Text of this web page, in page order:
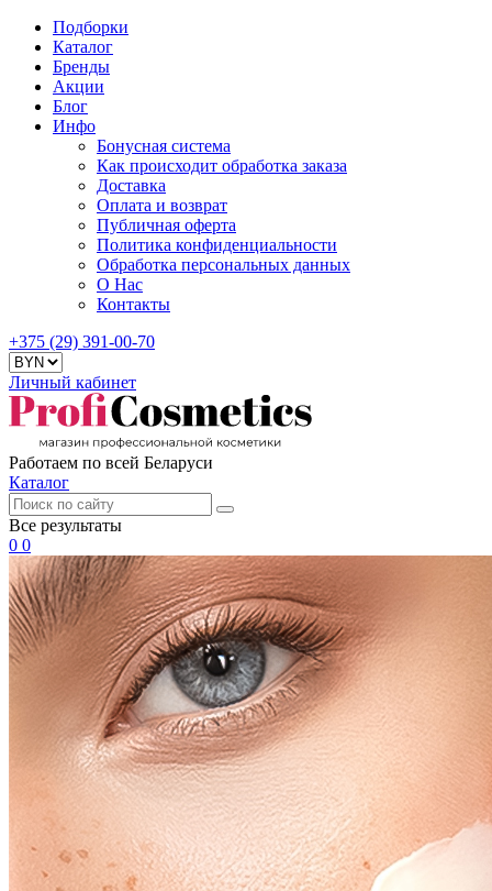
Подборки
Каталог
Бренды
Акции
Блог
Инфо
Бонусная система
Как происходит обработка заказа
Доставка
Оплата и возврат
Публичная оферта
Политика конфиденциальности
Обработка персональных данных
О Нас
Контакты
+375 (29) 391-00-70
Личный кабинет
Работаем по всей Беларуси
Каталог
Все результаты
0 0